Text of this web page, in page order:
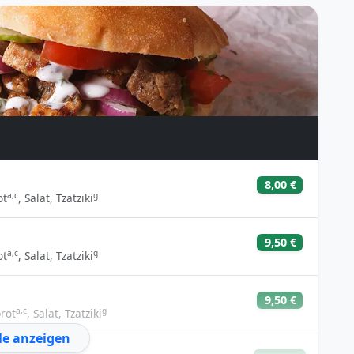
Hirtenkäseg
7,00 € 12,50 €
6,00 €
a,c, Salat, Tzatzikig
8,00 €
a,c, Salat, Tzatzikig
9,50 €
a,c, Salat, Tzatzikig
9,50 €
anzeigen